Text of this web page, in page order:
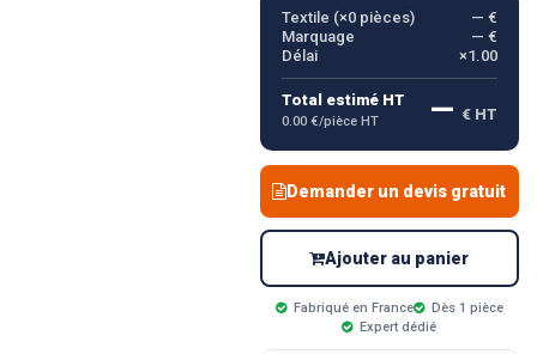
Textile (×0pièces)
— €
Marquage
— €
Délai
×1.00
Total estimé HT
0.00 €/pièce HT — € HT
Demander un devis gratuit
Ajouter au panier
Fabriqué en France
Dès 1 pièce
Expert dédié